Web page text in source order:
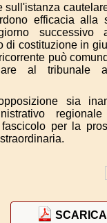
sull'istanza
efficacia alla
di costituzione in
può
al tribunale
sia
per la